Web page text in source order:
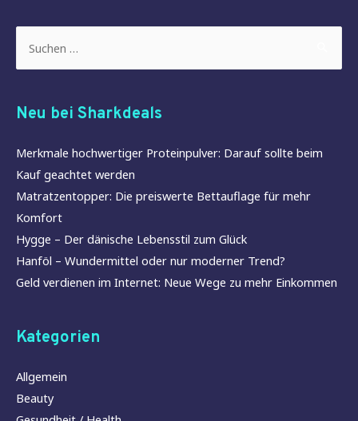
nach:
Neu bei Sharkdeals
Merkmale hochwertiger Proteinpulver: Darauf sollte beim
Kauf geachtet werden
Matratzentopper: Die preiswerte Bettauflage für mehr
Komfort
Hygge – Der dänische Lebensstil zum Glück
Hanföl – Wundermittel oder nur moderner Trend?
Geld verdienen im Internet: Neue Wege zu mehr Einkommen
Kategorien
Allgemein
Beauty